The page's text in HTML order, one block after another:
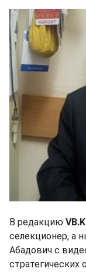
В редакцию
селекционер, а
Абадович с